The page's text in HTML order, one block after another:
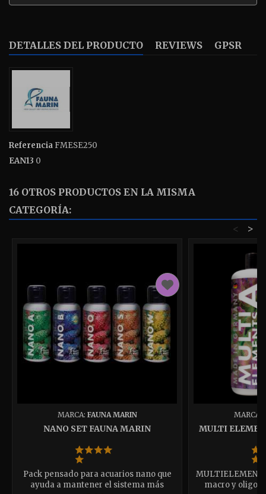
DETALLES DEL PRODUCTO REVIEWS GPSR
Referencia FMESE250
EAN13 0
16 OTROS PRODUCTOS EN LA MISMA
CATEGORÍA:
>
<
MARCA: FAUNA MARIN
NANO SET FAUNA MARIN
Pack pensado para acuarios nano que
ayuda a mantener el sistema más
MARCA:
MULTI
macro y